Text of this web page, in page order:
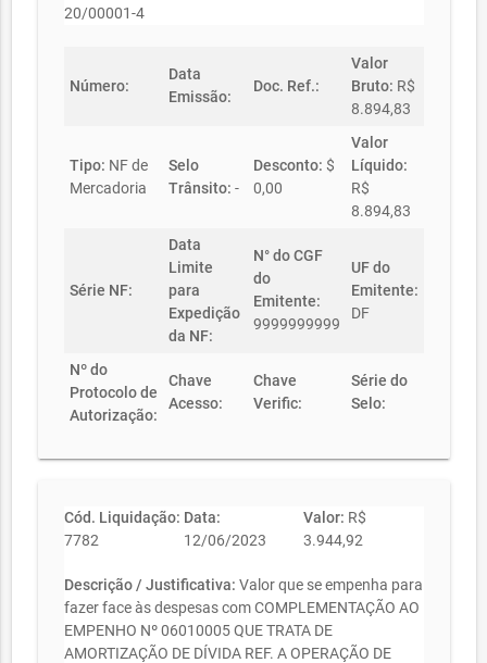
20/00001-4
Número:
Data
Emissão:
Doc. Ref.:
Valor
Bruto: R$
8.894,83
Tipo: NF de
Mercadoria
Selo
Trânsito: -
Desconto: $
0,00
Valor
Líquido:
R$
8.894,83
Série NF:
Data
Limite
para
Expedição
da NF:
N° do CGF
do
Emitente:
9999999999
UF do
Emitente:
DF
Nº do
Protocolo de
Autorização:
Chave
Acesso:
Chave
Verific:
Série do
Selo:
Cód. Liquidação:
7782
Data:
12/06/2023
Valor: R$
3.944,92
Descrição / Justificativa: Valor que se empenha para
fazer face às despesas com COMPLEMENTAÇÃO AO
EMPENHO Nº 06010005 QUE TRATA DE
AMORTIZAÇÃO DE DÍVIDA REF. A OPERAÇÃO DE